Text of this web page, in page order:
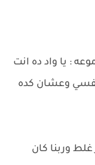
: يا واد ده انت
وعشان كده
وربنا كان